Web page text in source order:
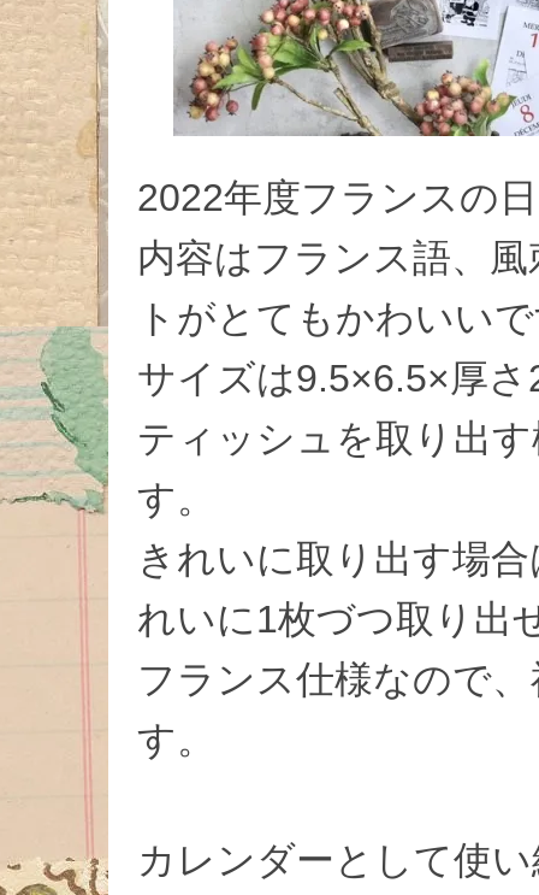
2022年度フランスの
内容はフランス語、
トがとてもかわいい
サイズは9.5×6.5×厚
ティッシュを取り出
す。
きれいに取り出す場
れいに1枚づつ取り出
フランス仕様なので
す。
カレンダーとして使